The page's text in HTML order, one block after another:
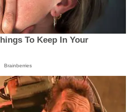
To Keep In Your
Brainberries